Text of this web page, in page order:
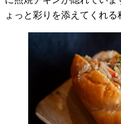
ょっと彩りを添えてくれる